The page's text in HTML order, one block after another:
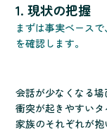
1. 現状の把握
まずは事実ベース
を確認します。
会話が少なくなる
衝突が起きやすい
家族のそれぞれが